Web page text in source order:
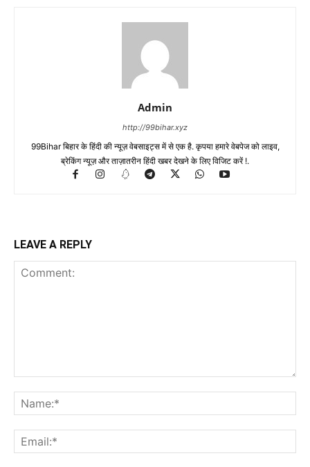
Admin
http://99bihar.xyz
99Bihar बिहार के हिंदी की न्यूज़ वेबसाइट्स में से एक है. कृपया हमारे वेबपेज को लाइव,
ब्रेकिंग न्यूज़ और ताज़ातरीन हिंदी खबर देखने के लिए विजिट करें !.
LEAVE A REPLY